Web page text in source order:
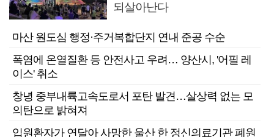
되살아난다
마산 원도심 행정·주거복합단지 연내 준공 수순
폭염에 온열질환 등 안전사고 우려… 양산시, '어필 레
이스' 취소
창녕 중부내륙고속도로서 포탄 발견…살상력 없는 모
의탄으로 밝혀져
입원환자가 연달아 사망한 울산 한 정신의료기관 폐원